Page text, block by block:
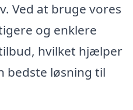
Ved at bruge vores
og enklere
hvilket hjælper
bedste løsning til